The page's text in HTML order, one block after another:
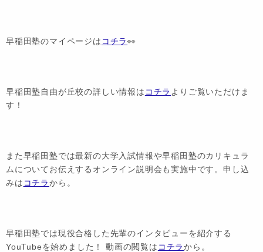
早稲田塾のマイページは コチラ👀
早稲田塾自由が丘校の詳しい情報は コチラ よりご覧いただけま
す！
また早稲田塾では最新の大学入試情報や早稲田塾のカリキュラ
ムについてお伝えするオンライン説明会も実施中です。申し込
みは コチラから。
早稲田塾では現役合格した先輩のインタビューを紹介する
YouTubeを始めました！ 動画の閲覧は コチラから。